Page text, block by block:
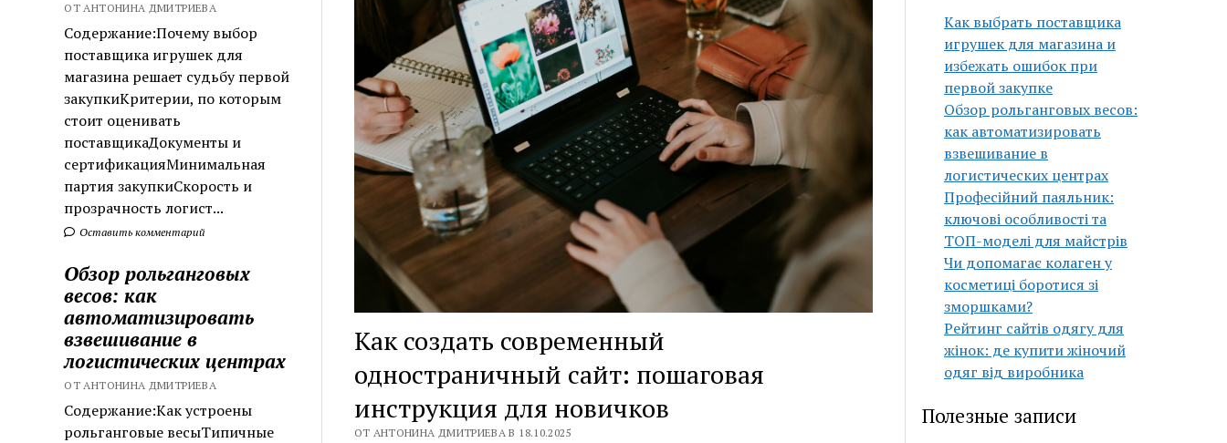
ОТ АНТОНИНА ДМИТРИЕВА
Содержание:Почему выбор
поставщика игрушек для
магазина решает судьбу первой
закупкиКритерии, по которым
стоит оценивать
поставщикаДокументы и
сертификацияМинимальная
партия закупкиСкорость и
прозрачность логист...
Оставить комментарий
Обзор рольганговых
весов: как
автоматизировать
взвешивание в
логистических центрах
ОТ АНТОНИНА ДМИТРИЕВА
Содержание:Как устроены
рольганговые весыТипичные
Как создать современный
одностраничный сайт: пошаговая
инструкция для новичков
ОТ АНТОНИНА ДМИТРИЕВА В 18.10.2025
Как выбрать поставщика
игрушек для магазина и
избежать ошибок при
первой закупке
Обзор рольганговых весов:
как автоматизировать
взвешивание в
логистических центрах
Професійний паяльник:
ключові особливості та
ТОП-моделі для майстрів
Чи допомагає колаген у
косметиці боротися зі
зморшками?
Рейтинг сайтів одягу для
жінок: де купити жіночий
одяг від виробника
Полезные записи